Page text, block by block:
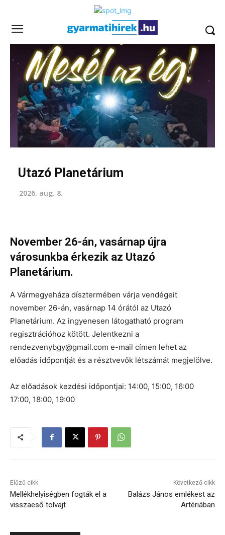
Utazó Planetárium
2026. aug. 8.
November 26-án, vasárnap újra
városunkba érkezik az Utazó
Planetárium.
A Vármegyeháza dísztermében várja vendégeit
november 26-án, vasárnap 14 órától az Utazó
Planetárium. Az ingyenesen látogatható program
regisztrációhoz kötött. Jelentkezni a
rendezvenybgy@gmail.com e-mail címen lehet az
előadás időpontját és a résztvevők létszámát megjelölve.
Az előadások kezdési időpontjai: 14:00, 15:00, 16:00
17:00, 18:00, 19:00
Előző cikk
Mellékhelyiségben fogták el a
visszaeső tolvajt
Következő cikk
Balázs János emlékest az
Artériában